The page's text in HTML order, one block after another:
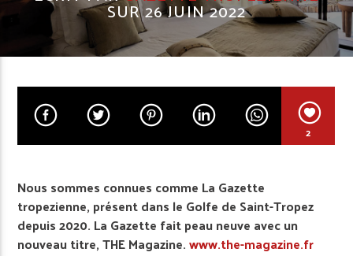
SUR 26 JUIN 2022
2
Nous sommes connues comme La Gazette
tropezienne, présent dans le Golfe de Saint-Tropez
depuis 2020. La Gazette fait peau neuve avec un
nouveau titre, THE Magazine.www.the-magazine.fr